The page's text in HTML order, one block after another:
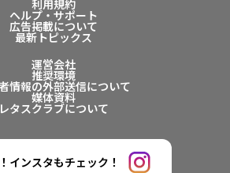
利用規約
ヘルプ・サポート
広告掲載について
最新トピックス
運営会社
推奨環境
情報の外部送信について
媒体資料
レタスクラブについて
インスタもチェック！